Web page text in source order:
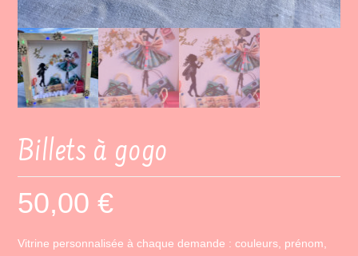
Billets à gogo
50,00€
Vitrine personnalisée à chaque demande : couleurs, prénom,